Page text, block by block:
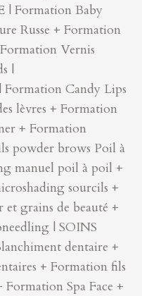
| Formation Baby
Russe + Formation
Vernis
|
Candy Lips
lèvres + Formation
+ Formation
powder brows Poil à
manuel poil à poil +
sourcils +
et grains de beauté +
| SOINS
dentaire +
+ Formation fils
Formation Spa Face +